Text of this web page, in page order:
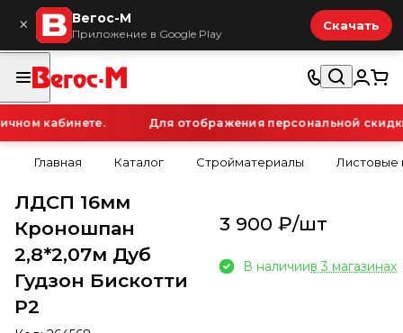
× Вегос-М
Приложение в Google Play
Скачать
кабинете. Для отображения персональной скидки
Главная Каталог Стройматериалы Листовые
ЛДСП 16мм
Кроношпан
2,8*2,07м Дуб
Гудзон Бискотти
Р2
3 900 ₽/шт
В наличиив 3 магазинах